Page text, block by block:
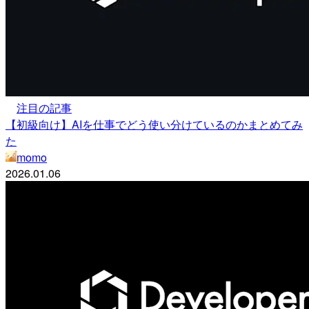
注目の記事
【初級向け】AIを仕事でどう使い分けているのかまとめてみ
た
momo
2026.01.06